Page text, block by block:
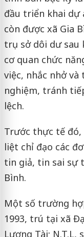
đầu triển khai dự
còn được xã Gia
trụ sở dôi dư sau
cơ quan chức
việc, nhắc nhở
nghiệm, tránh
lệch.
Trước thực tế đó,
liệt chỉ đạo các
tin giả, tin sai sự
Bình.
Một số trường
1993, trú tại xã
Lương Tài; N.T.L,